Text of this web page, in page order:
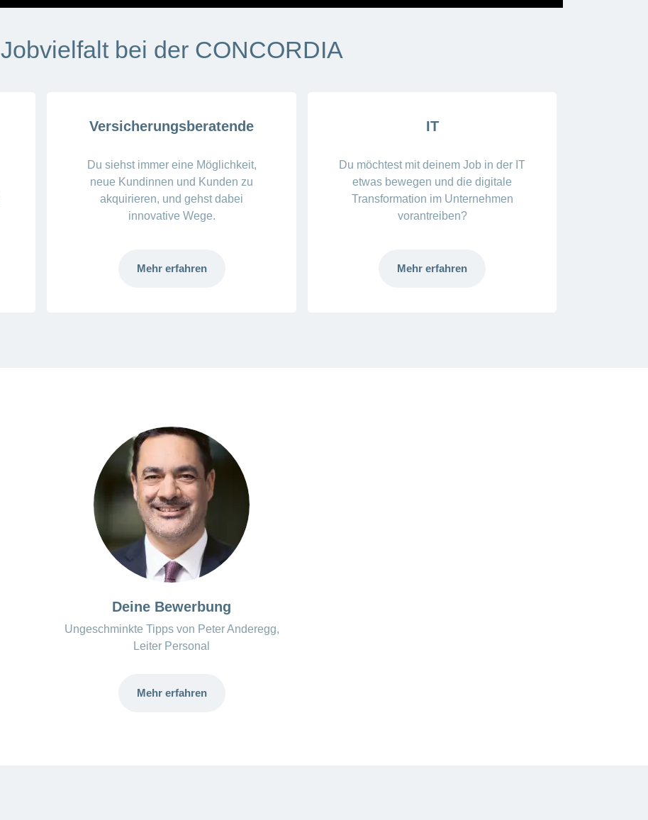
Jobvielfalt bei der CONCORDIA
Versicherungsberatende
Du siehst immer eine Möglichkeit,
neue Kundinnen und Kunden zu
akquirieren, und gehst dabei
innovative Wege.
Mehr erfahren
IT
Du möchtest mit deinem Job in der IT
etwas bewegen und die digitale
Transformation im Unternehmen
vorantreiben?
Mehr erfahren
Deine Bewerbung
Ungeschminkte Tipps von Peter Anderegg,
Leiter Personal
Mehr erfahren